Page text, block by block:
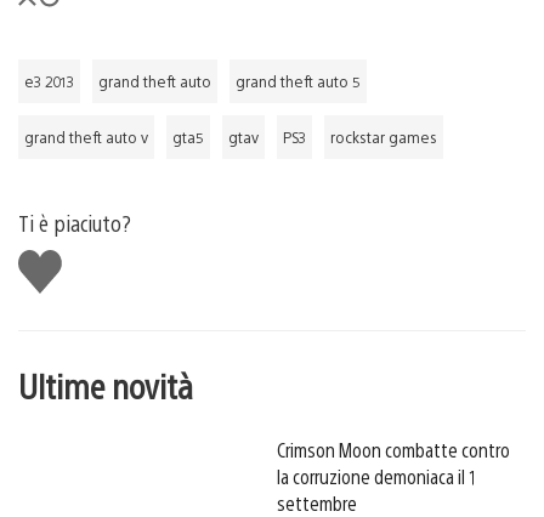
e3 2013 grand theft auto grand theft auto 5
grand theft auto v gta5 gtav PS3 rockstar games
Ti è piaciuto?
Mi
piace
Ultime novità
Crimson Moon combatte contro
la corruzione demoniaca il 1
settembre